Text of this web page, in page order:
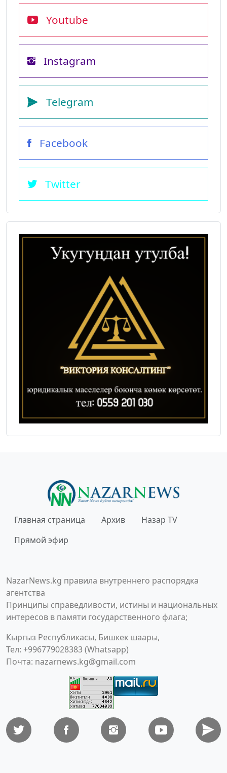
Youtube
Instagram
Telegram
Facebook
Twitter
Главная страница Архив
Назар TV
Прямой эфир
NazarNews.kg правила внутреннего распорядка
агентства
Принципы справедливости, истины и национальных
интересов в памяти государственного флага;
Кыргыз Республикасы, Бишкек шаары,
Тел: +996779028383 (Whatsapp)
Почта: nazarnews.kg@gmail.com